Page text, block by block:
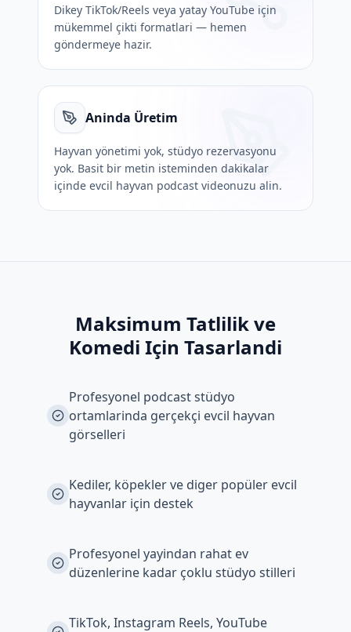
Dikey TikTok/Reels veya yatay YouTube için
mükemmel çikti formatlari — hemen
göndermeye hazir.
Aninda Üretim
Hayvan yönetimi yok, stüdyo rezervasyonu
yok. Basit bir metin isteminden dakikalar
içinde evcil hayvan podcast videonuzu alin.
Maksimum Tatlilik ve
Komedi Için Tasarlandi
Profesyonel podcast stüdyo
ortamlarinda gerçekçi evcil hayvan
görselleri
Kediler, köpekler ve diger popüler evcil
hayvanlar için destek
Profesyonel yayindan rahat ev
düzenlerine kadar çoklu stüdyo stilleri
TikTok, Instagram Reels, YouTube